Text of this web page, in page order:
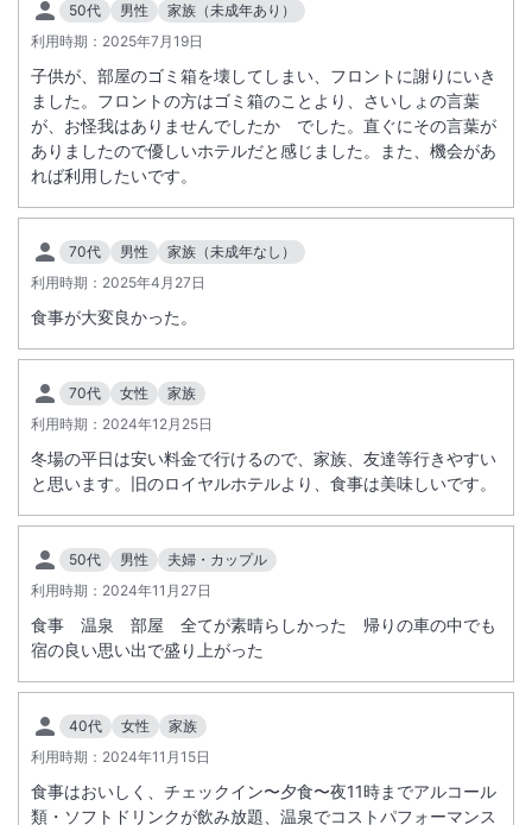
しております。
2. ザ・ラウンジ【15:00～18:00｜樂遇（らぐ）】ビールや、スパーク
リングワイン、ソフトドリンクを片手にお過ごしいただけます。
【21:00～23:00｜鳥渡（ちょっと）】大人の時間を楽しむバータイ
ム。お好みのお酒とともにおくつろぎください。
3. 【佳趣（かしゅ）】自然・文化・人といったその土地ならではの魅
力やストーリーと出会えるアクティビティです。
大浴場あり
温泉
駐車場あり
サステナビリティへの取り組み
50代 男性
家族（未成年あり）
利用時期： 2025年7月19日
子供が、部屋のゴミ箱を壊してしまい、フロントに謝りにいき
ました。フロントの方はゴミ箱のことより、さいしょの言葉
が、お怪我はありませんでしたか でした。直ぐにその言葉が
ありましたので優しいホテルだと感じました。また、機会があ
れば利用したいです。
70代 男性
家族（未成年なし）
利用時期： 2025年4月27日
食事が大変良かった。
70代 女性
家族
利用時期： 2024年12月25日
冬場の平日は安い料金で行けるので、家族、友達等行きやすい
と思います。旧のロイヤルホテルより、食事は美味しいです。
50代 男性
夫婦・カップル
利用時期： 2024年11月27日
食事 温泉 部屋 全てが素晴らしかった 帰りの車の中でも
宿の良い思い出で盛り上がった
40代 女性
家族
利用時期： 2024年11月15日
食事はおいしく、チェックイン〜夕食〜夜11時までアルコール
類・ソフトドリンクが飲み放題、温泉でコストパフォーマンス